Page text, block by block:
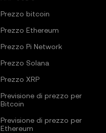
Prezzo bitcoin
Prezzo Ethereum
Prezzo Pi Network
Prezzo Solana
Prezzo XRP
Previsione di prezzo per
Bitcoin
Previsione di prezzo per
Ethereum